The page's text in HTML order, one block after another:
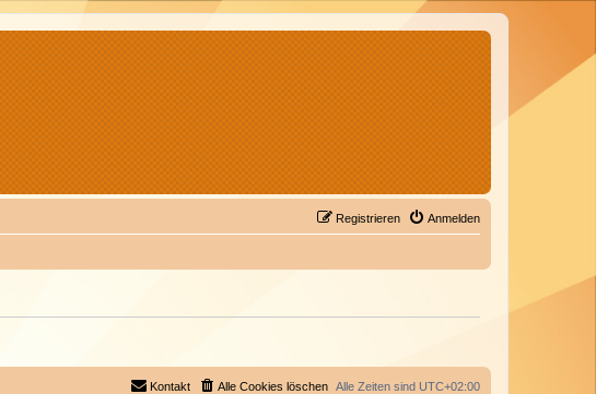
Anmelden
Registrieren
Alle Zeiten sind UTC+02:00
Alle Cookies löschen
Kontakt